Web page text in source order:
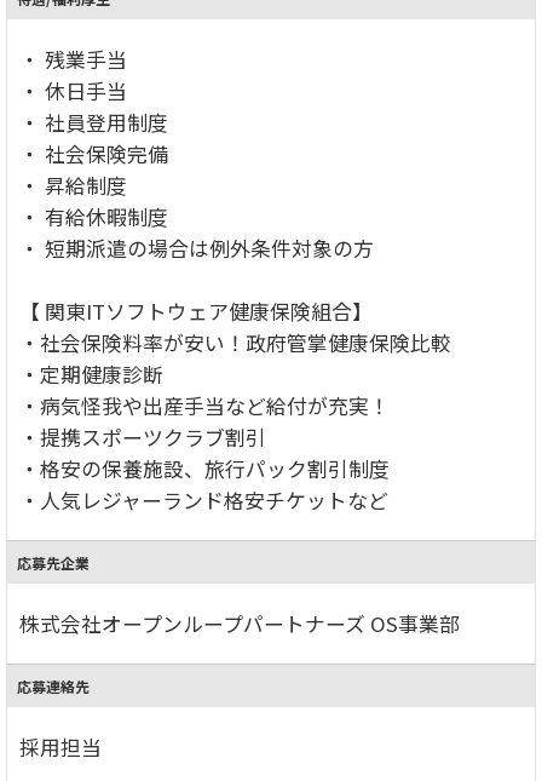
・ 残業手当
・ 休日手当
・ 社員登用制度
・ 社会保険完備
・ 昇給制度
・ 有給休暇制度
・ 短期派遣の場合は例外条件対象の方
【 関東ITソフトウェア健康保険組合】
・社会保険料率が安い！政府管掌健康保険比較
・定期健康診断
・病気怪我や出産手当など給付が充実！
・提携スポーツクラブ割引
・格安の保養施設、旅行パック割引制度
・人気レジャーランド格安チケットなど
応募先企業
株式会社オープンループパートナーズ OS事業部
応募連絡先
採用担当